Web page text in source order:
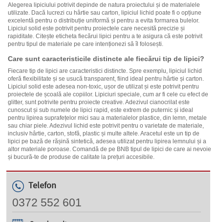
Alegerea lipiciului potrivit depinde de natura proiectului și de materialele
utilizate. Dacă lucrezi cu hârtie sau carton, lipiciul lichid poate fi o opțiune
excelentă pentru o distribuție uniformă și pentru a evita formarea bulelor.
Lipiciul solid este potrivit pentru proiectele care necesită precizie și
rapiditate. Citește eticheta fiecărui lipici pentru a te asigura că este potrivit
pentru tipul de materiale pe care intenționezi să îl folosești.
Care sunt caracteristicile distincte ale fiecărui tip de lipici?
Fiecare tip de lipici are caracteristici distincte. Spre exemplu, lipiciul lichid
oferă flexibilitate și se usucă transparent, fiind ideal pentru hârtie și carton.
Lipiciul solid este adesea non-toxic, ușor de utilizat și este potrivit pentru
proiectele de școală ale copiilor. Lipiciuri speciale, cum ar fi cele cu efect de
glitter, sunt potrivite pentru proiecte creative. Adezivul cianocrilat este
cunoscut și sub numele de lipici rapid, este extrem de puternic și ideal
pentru lipirea suprafețelor mici sau a materialelor plastice, din lemn, metale
sau chiar piele. Adezivul lichid este potrivit pentru o varietate de materiale,
inclusiv hârtie, carton, stofă, plastic și multe altele. Aracetul este un tip de
lipici pe bază de rășină sintetică, adesea utilizat pentru lipirea lemnului și a
altor materiale poroase. Comandă de pe BNB tipul de lipici de care ai nevoie
și bucură-te de produse de calitate la prețuri accesibile.
Telefon
0372 552 601